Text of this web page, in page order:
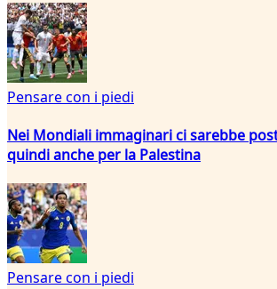
Pensare con i piedi
Nei Mondiali immaginari ci sarebbe
quindi anche per la Palestina
Pensare con i piedi